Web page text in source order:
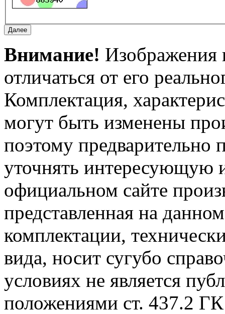
Внимание! Изображения
отличаться от его
Комплектация,
могут быть изменены
поэтому предварительно
уточнять интересующую
официальном сайте
представленная на
комплектации,
вида, носит сугубо
условиях не является
положениями cт. 437.2